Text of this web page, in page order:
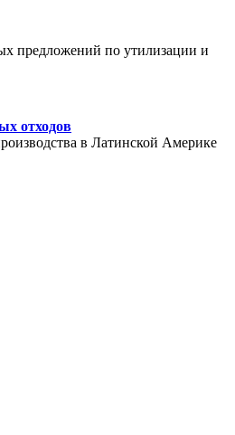
предложений по утилизации и
отходов
в Латинской Америке